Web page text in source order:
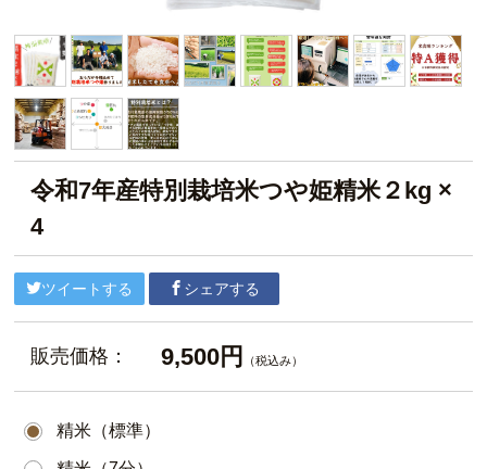
令和7年産特別栽培米つや姫精米２kg ×
4
ツイートする シェアする
販売価格： 9,500円 （税込み）
精米（標準）